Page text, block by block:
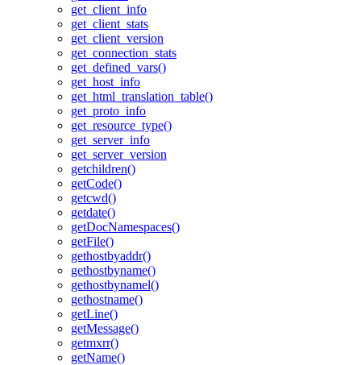
get_client_info
get_client_stats
get_client_version
get_connection_stats
get_defined_vars()
get_host_info
get_html_translation_table()
get_proto_info
get_resource_type()
get_server_info
get_server_version
getchildren()
getCode()
getcwd()
getdate()
getDocNamespaces()
getFile()
gethostbyaddr()
gethostbyname()
gethostbynamel()
gethostname()
getLine()
getMessage()
getmxrr()
getName()